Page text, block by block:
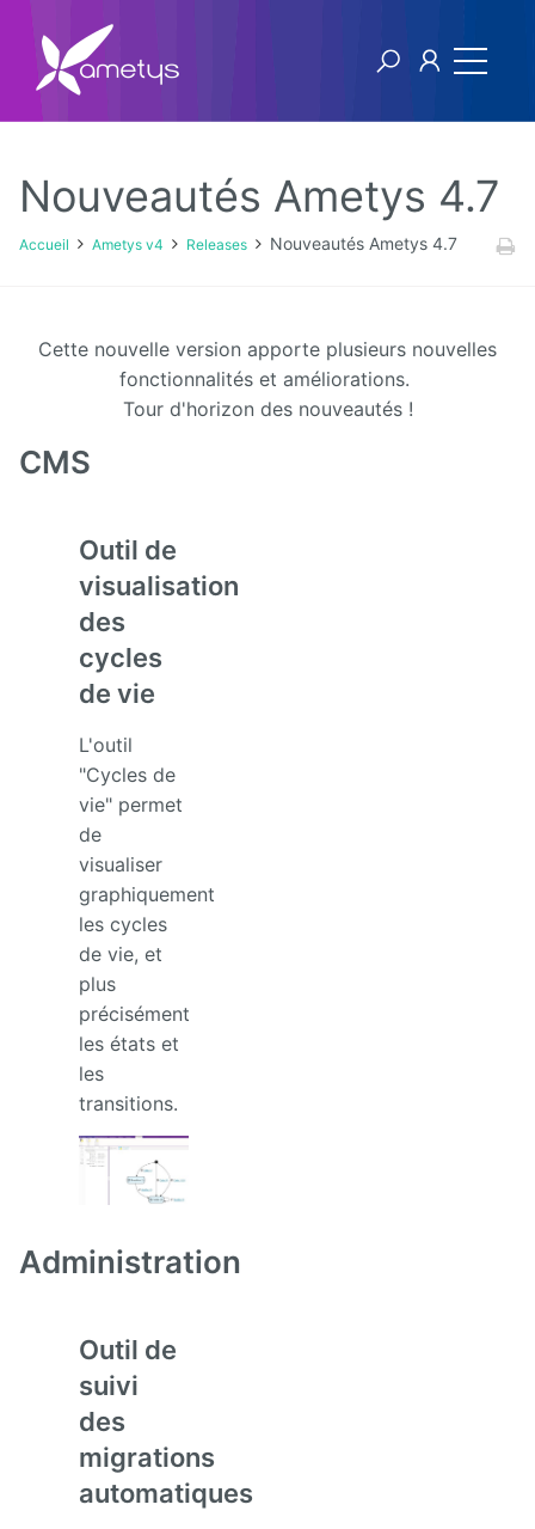
Ametys v4
Manuel
utilisateur
et
Manuel
d'administration
Manuel de
paramétrage
d'intégration
de
mise à
Releases
Nouveautés Ametys 4.7
Accueil Ametys v4 Releases Nouveautés Ametys 4.7
Cette nouvelle version apporte plusieurs nouvelles
fonctionnalités et améliorations.
Tour d'horizon des nouveautés !
CMS
Outil de
visualisation
des
cycles
de vie
L'outil
"Cycles de
vie" permet
de
visualiser
graphiquement
les cycles
de vie, et
plus
précisément
les états et
les
transitions.
Administration
Outil de
suivi
des
migrations
automatiques